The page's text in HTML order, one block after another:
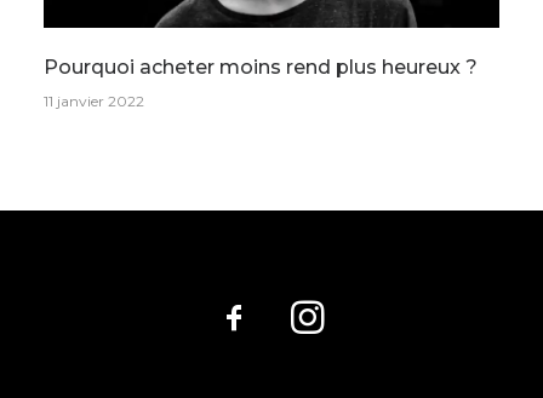
Pourquoi acheter moins rend plus heureux ?
11 janvier 2022